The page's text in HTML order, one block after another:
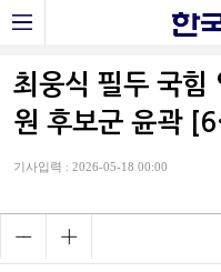
최웅식 필두 국힘
원 후보군 윤곽
기사입력 : 2026-05-18 00:00